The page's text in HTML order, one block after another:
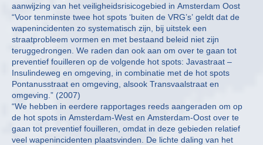
aanwijzing van het veiligheidsrisicogebied in Amsterdam Oost
“Voor tenminste twee hot spots ‘buiten de VRG’s’ geldt dat de
wapenincidenten zo systematisch zijn, bij uitstek een
straatprobleem vormen en met bestaand beleid niet zijn
teruggedrongen. We raden dan ook aan om over te gaan tot
preventief fouilleren op de volgende hot spots: Javastraat –
Insulindeweg en omgeving, in combinatie met de hot spots
Pontanusstraat en omgeving, alsook Transvaalstraat en
omgeving.” (2007)
“We hebben in eerdere rapportages reeds aangeraden om op
de hot spots in Amsterdam-West en Amsterdam-Oost over te
gaan tot preventief fouilleren, omdat in deze gebieden relatief
veel wapenincidenten plaatsvinden. De lichte daling van het